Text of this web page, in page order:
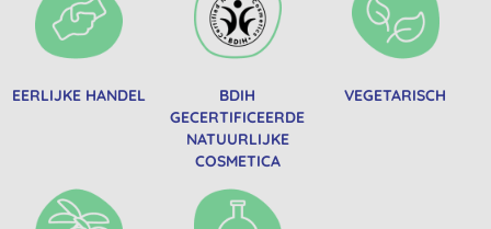
EERLIJKE HANDEL
BDIH
GECERTIFICEERDE
NATUURLIJKE
COSMETICA
VEGETARISCH